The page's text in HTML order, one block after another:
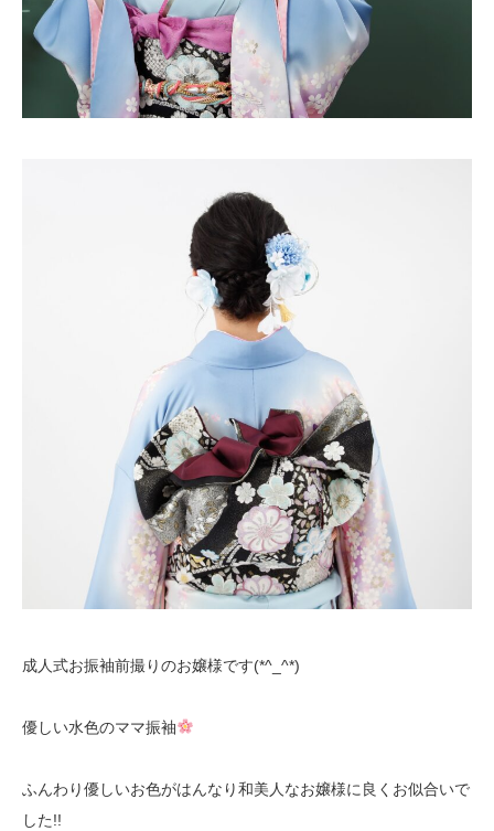
成人式お振袖前撮りのお嬢様です(*^_^*)
優しい水色のママ振袖
ふんわり優しいお色がはんなり和美人なお嬢様に良くお似合いで
した!!